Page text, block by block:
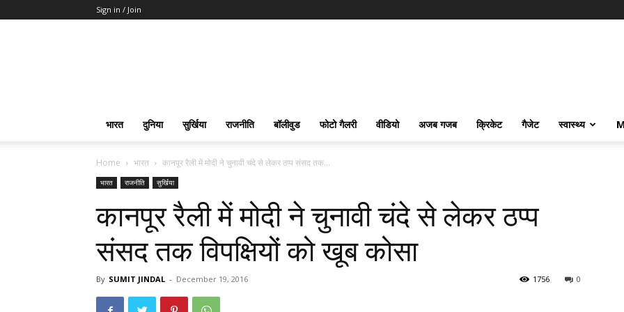
Sign in / Join
भारत दुनिया सुर्खिया राजनीति बॉलीवुड फोटो गैलरी वीडियो अजब गजब क्रिकेट गैजेट स्वास्थ्य
Home भारत कानपूर रैली में मोदी ने चुनावी चंदे से लेकर ठप्प संसद तक...
भारत राजनीति सुर्खिया
कानपूर रैली में मोदी ने चुनावी चंदे से लेकर ठप्प
संसद तक विपक्षियों को खूब कोसा
By SUMIT JINDAL - December 19, 2016 0
1756